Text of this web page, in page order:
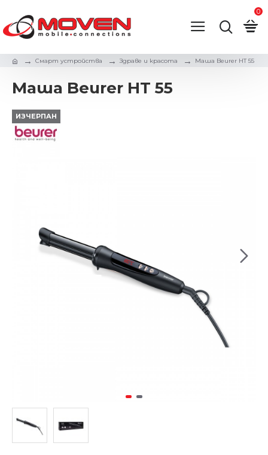
0
Смарт устройства Здраве и красота Маша Beurer HT 55
Маша Beurer HT 55
ИЗЧЕРПАН